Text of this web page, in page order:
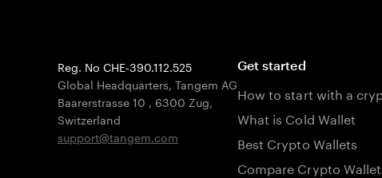
Reg. No CHE-390.112.525
Global Headquarters, Tangem AG
Baarerstrasse 10 , 6300 Zug,
Switzerland
support@tangem.com
Get started
How to start with a
What is Cold Wallet
Best Crypto Wallets
Compare Crypto